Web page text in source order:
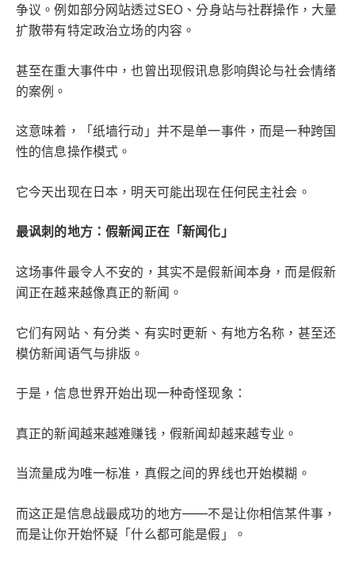
争议。例如部分网站透过SEO、分身站与社群操作，大量
扩散带有特定政治立场的内容。
甚至在重大事件中，也曾出现假讯息影响舆论与社会情绪
的案例。
这意味着，「纸墙行动」并不是单一事件，而是一种跨国
性的信息操作模式。
它今天出现在日本，明天可能出现在任何民主社会。
最讽刺的地方：假新闻正在「新闻化」
这场事件最令人不安的，其实不是假新闻本身，而是假新
闻正在越来越像真正的新闻。
它们有网站、有分类、有实时更新、有地方名称，甚至还
模仿新闻语气与排版。
于是，信息世界开始出现一种奇怪现象：
真正的新闻越来越难赚钱，假新闻却越来越专业。
当流量成为唯一标准，真假之间的界线也开始模糊。
而这正是信息战最成功的地方——不是让你相信某件事，
而是让你开始怀疑「什么都可能是假」。